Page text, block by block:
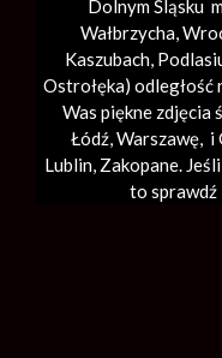
Dolnym Śląsku
Wałbrzycha,
Kaszubach,
Ostrołęka) odległość
Was piękne zdjęcia
Łódź,Warszawę, i
Lublin, Zakopane.
to